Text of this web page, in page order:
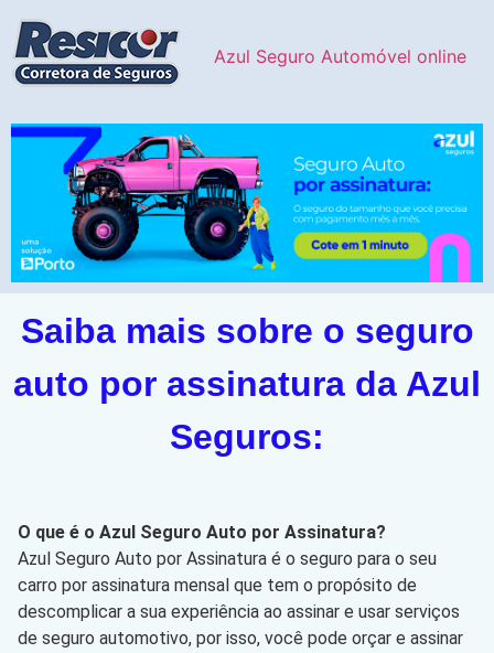
Azul Seguro Automóvel online
Saiba mais sobre o seguro
auto por assinatura da Azul
Seguros:
O que é o Azul Seguro Auto por Assinatura?
Azul Seguro Auto por Assinatura é o seguro para o seu
carro por assinatura mensal que tem o propósito de
descomplicar a sua experiência ao assinar e usar serviços
de seguro automotivo, por isso, você pode orçar e assinar